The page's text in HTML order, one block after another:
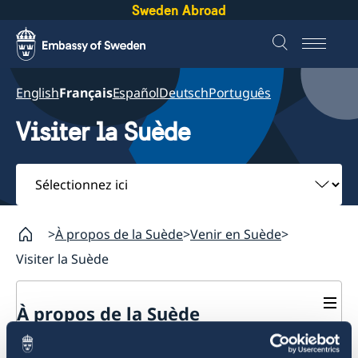
Sweden Abroad
EnglishFrançaisEspañolDeutschPortuguês
Visiter la Suède
Sélectionnez
À propos de la Suède Venir en Suède
Visiter la Suède
À propos de la Suède
Venir en Suède
Retour à la Algérie Visiter la Suède